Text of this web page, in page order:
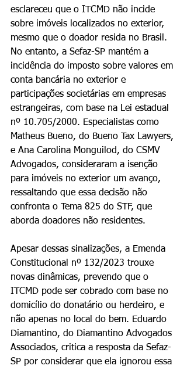
esclareceu que o ITCMD não incide
sobre imóveis localizados no exterior,
mesmo que o doador resida no Brasil.
No entanto, a Sefaz-SP mantém a
incidência do imposto sobre valores em
conta bancária no exterior e
participações societárias em empresas
estrangeiras, com base na Lei estadual
nº 10.705/2000. Especialistas como
Matheus Bueno, do Bueno Tax Lawyers,
e Ana Carolina Monguilod, do CSMV
Advogados, consideraram a isenção
para imóveis no exterior um avanço,
ressaltando que essa decisão não
confronta o Tema 825 do STF, que
aborda doadores não residentes.
Apesar dessas sinalizações, a Emenda
Constitucional nº 132/2023 trouxe
novas dinâmicas, prevendo que o
ITCMD pode ser cobrado com base no
domicílio do donatário ou herdeiro, e
não apenas no local do bem. Eduardo
Diamantino, do Diamantino Advogados
Associados, critica a resposta da Sefaz-
SP por considerar que ela ignorou essa